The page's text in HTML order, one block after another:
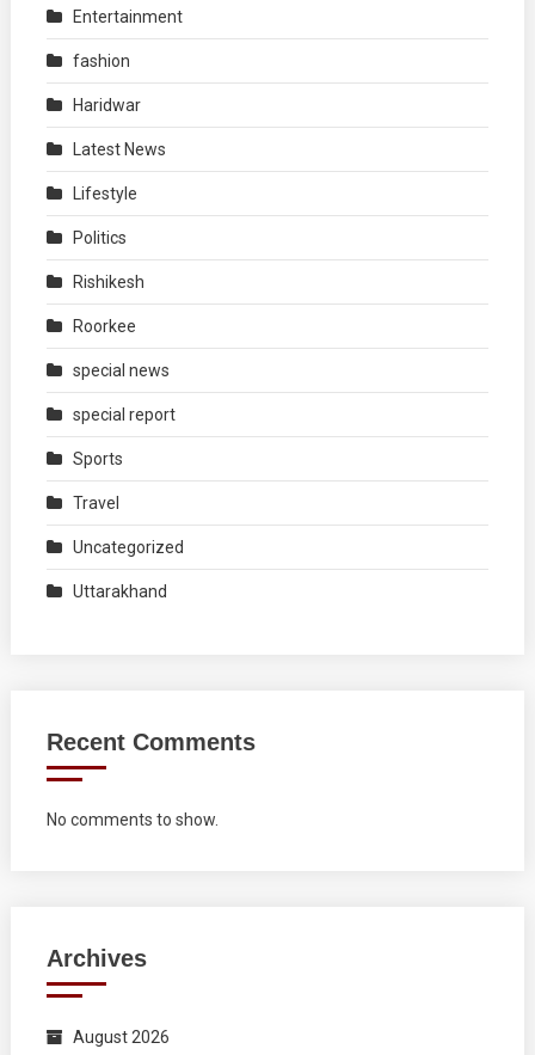
Entertainment
fashion
Haridwar
Latest News
Lifestyle
Politics
Rishikesh
Roorkee
special news
special report
Sports
Travel
Uncategorized
Uttarakhand
Recent Comments
No comments to show.
Archives
August 2026